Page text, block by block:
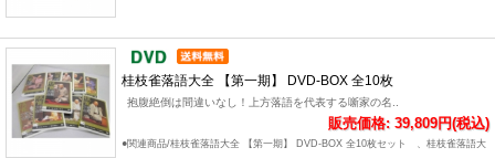
桂枝雀落語大全 【第一期】 DVD-BOX 全10枚
抱腹絶倒は間違いなし！上方落語を代表する噺家の名..
販売価格: 39,809円(税込)
●関連商品/桂枝雀落語大全 【第一期】 DVD-BOX 全10枚セット 、桂枝雀落語大